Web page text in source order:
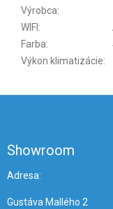
Výrobca:
WIFI :
Farba:
Výkon klimatizácie:
Showroom
Adresa:
Gustáva Mallého 2